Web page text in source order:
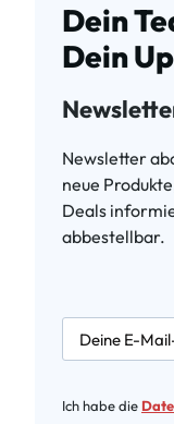
Dein
Dein
Newsletter
neue
Deals
abbestellbar.
Ich habe die